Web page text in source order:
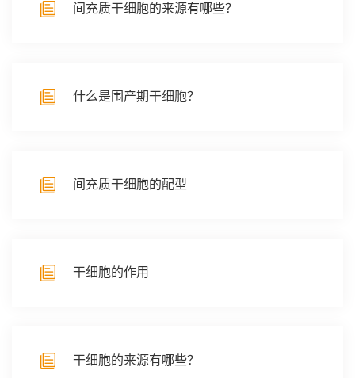
间充质干细胞的来源有哪些？
什么是围产期干细胞？
间充质干细胞的配型
干细胞的作用
干细胞的来源有哪些？